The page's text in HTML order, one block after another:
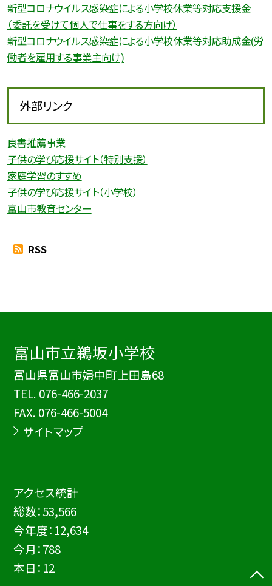
新型コロナウイルス感染症による小学校休業等対応支援金
（委託を受けて個人で仕事をする方向け）
新型コロナウイルス感染症による小学校休業等対応助成金(労
働者を雇用する事業主向け)
外部リンク
良書推薦事業
子供の学び応援サイト（特別支援）
家庭学習のすすめ
子供の学び応援サイト（小学校）
富山市教育センター
RSS
富山市立鵜坂小学校
富山県富山市婦中町上田島68
TEL. 076-466-2037
FAX. 076-466-5004
サイトマップ
アクセス統計
総数：53,566
今年度： 12,634
今月：788
本日： 12